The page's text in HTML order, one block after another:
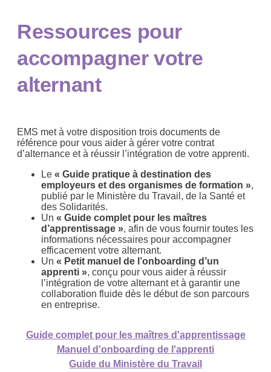
Ressources pour
accompagner votre
alternant
EMS met à votre disposition trois documents de
référence pour vous aider à gérer votre contrat
d’alternance et à réussir l’intégration de votre apprenti.
Le « Guide pratique à destination des
employeurs et des organismes de formation »,
publié par le Ministère du Travail, de la Santé et
des Solidarités.
Un « Guide complet pour les maîtres
d’apprentissage », afin de vous fournir toutes les
informations nécessaires pour accompagner
efficacement votre alternant.
Un « Petit manuel de l’onboarding d’un
apprenti », conçu pour vous aider à réussir
l’intégration de votre alternant et à garantir une
collaboration fluide dès le début de son parcours
en entreprise.
Guide complet pour les maîtres d'apprentissage
Manuel d'onboarding de l'apprenti
Guide du Ministère du Travail